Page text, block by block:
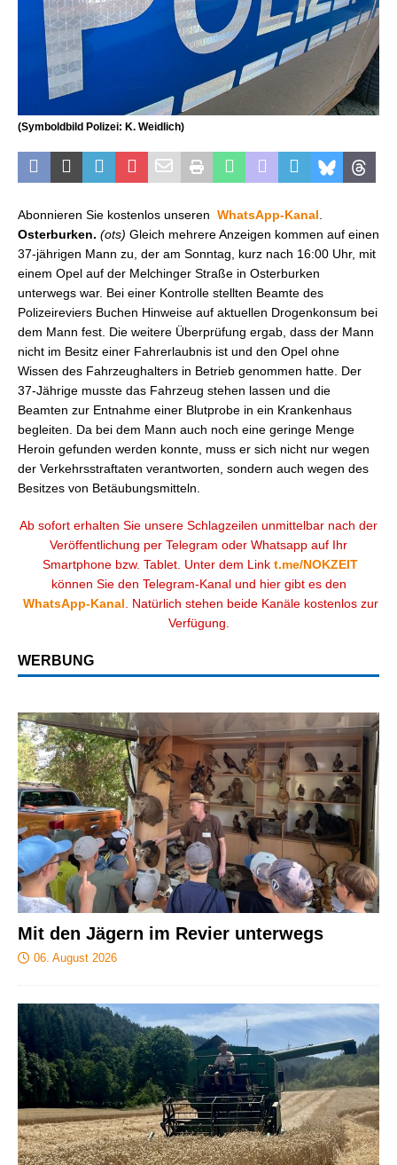
(Symboldbild Polizei: K. Weidlich)
Abonnieren Sie kostenlos unseren WhatsApp-Kanal
Osterburken. (ots) Gleich mehrere Anzeigen kommen auf einen
37-jährigen Mann zu, der am Sonntag, kurz nach 16:00 Uhr, mit
einem Opel auf der Melchinger Straße in Osterburken
unterwegs war. Bei einer Kontrolle stellten Beamte des
Polizeireviers Buchen Hinweise auf aktuellen Drogenkonsum bei
dem Mann fest. Die weitere Überprüfung ergab, dass der Mann
nicht im Besitz einer Fahrerlaubnis ist und den Opel ohne
Wissen des Fahrzeughalters in Betrieb genommen hatte. Der
37-Jährige musste das Fahrzeug stehen lassen und die
Beamten zur Entnahme einer Blutprobe in ein Krankenhaus
begleiten. Da bei dem Mann auch noch eine geringe Menge
Heroin gefunden werden konnte, muss er sich nicht nur wegen
der Verkehrsstraftaten verantworten, sondern auch wegen des
Besitzes von Betäubungsmitteln.
Ab sofort erhalten Sie unsere Schlagzeilen unmittelbar nach der
Veröffentlichung per Telegram oder Whatsapp auf Ihr
Smartphone bzw. Tablet. Unter dem Link t.me/NOKZEIT
können Sie den Telegram-Kanal und hier gibt es den
WhatsApp-Kanal . Natürlich stehen beide Kanäle kostenlos zur
Verfügung.
WERBUNG
Mit den Jägern im Revier unterwegs
06. August 2026